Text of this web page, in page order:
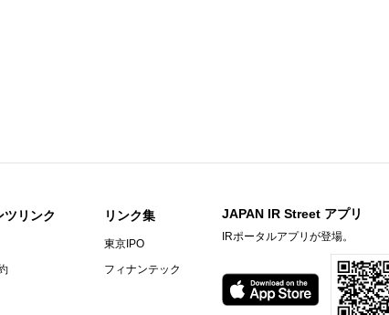
期）決算短信〔日本基準〕（連結）
クビーヒル就労支援機構の株式取得に関するお知らせ
）決算短信〔ＩＦＲＳ〕(連結)
資料
ツリンク リンク集
東京IPO
フィナンテック
JAPAN IR Street アプリ
IRポータルアプリが登場。